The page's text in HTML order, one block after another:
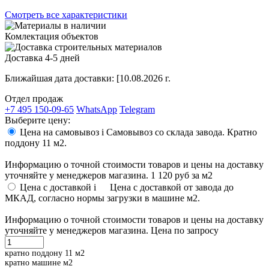
Смотреть все характеристики
Комлектация объектов
Доставка 4-5 дней
Ближайшая дата доставки: [10.08.2026 г.
Отдел продаж
+7 495 150-09-65 WhatsApp Telegram
Выберите цену:
Цена на самовывоз i Самовывоз со склада завода. Кратно
поддону 11 м2.
Информацию о точной стоимости товаров и цены на доставку
уточняйте у менеджеров магазина. 1 120 руб за м2
Цена с доставкой i
Цена с доставкой от завода до
МКАД, согласно нормы загрузки в машине м2.
Информацию о точной стоимости товаров и цены на доставку
уточняйте у менеджеров магазина. Цена по запросу
кратно поддону 11 м2
кратно машине м2